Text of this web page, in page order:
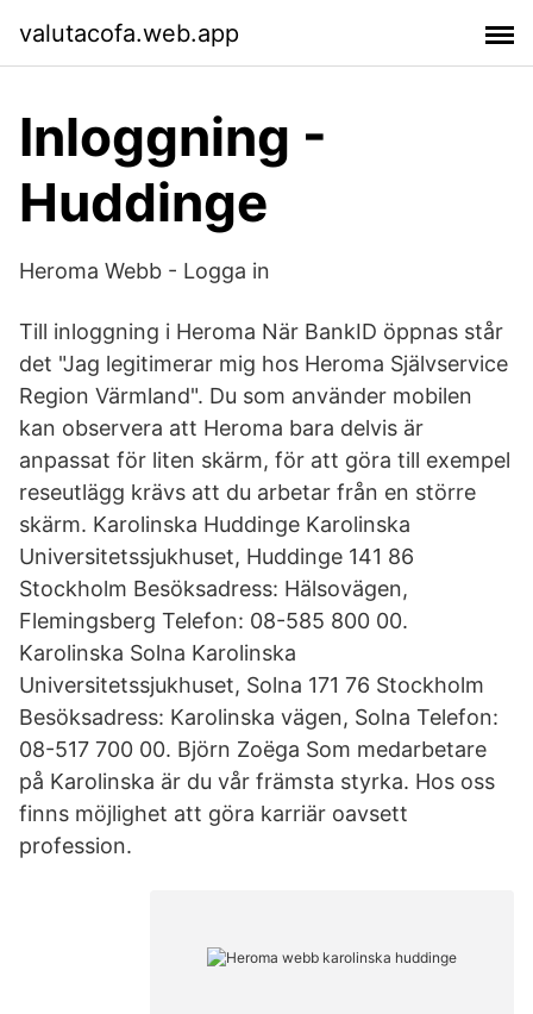
valutacofa.web.app
Inloggning -
Huddinge
Heroma Webb - Logga in
Till inloggning i Heroma När BankID öppnas står
det "Jag legitimerar mig hos Heroma Självservice
Region Värmland". Du som använder mobilen
kan observera att Heroma bara delvis är
anpassat för liten skärm, för att göra till exempel
reseutlägg krävs att du arbetar från en större
skärm. Karolinska Huddinge Karolinska
Universitetssjukhuset, Huddinge 141 86
Stockholm Besöksadress: Hälsovägen,
Flemingsberg Telefon: 08-585 800 00.
Karolinska Solna Karolinska
Universitetssjukhuset, Solna 171 76 Stockholm
Besöksadress: Karolinska vägen, Solna Telefon:
08-517 700 00. Björn Zoëga Som medarbetare
på Karolinska är du vår främsta styrka. Hos oss
finns möjlighet att göra karriär oavsett
profession.